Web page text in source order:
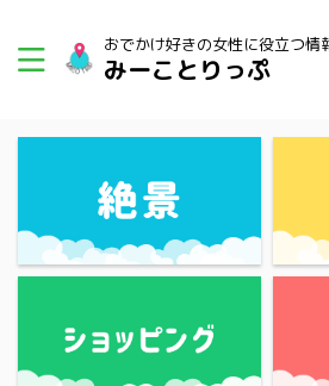
おでかけ好きの女性に役立つ情
みーことりっぷ